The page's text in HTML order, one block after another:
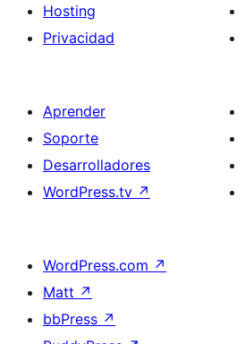
Hosting
Privacidad
Aprender
Soporte
Desarrolladores
WordPress.tv ↗
WordPress.com ↗
Matt ↗
bbPress ↗